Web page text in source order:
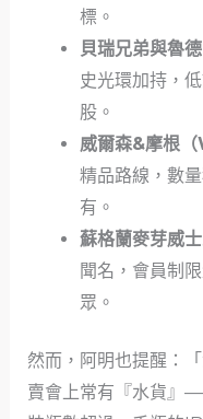
標。
貝瑞兄弟與魯
史光環加持，
股。
威爾森&摩根
精品路線，數
有。
蘇格蘭麥芽威
聞名，會員制
眾。
然而，阿明也提醒：
賣會上常有『水貨』